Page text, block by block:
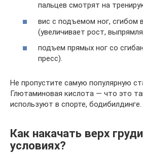
пальцев смотрят на
вис с подъемом ног, сгибом
(увеличивает рост,
подъем прямых ног со
пресс).
Не пропустите самую популярную
Глютаминовая кислота — что это
используют в спорте, бодибилдинге.
Как накачать верх
условиях?